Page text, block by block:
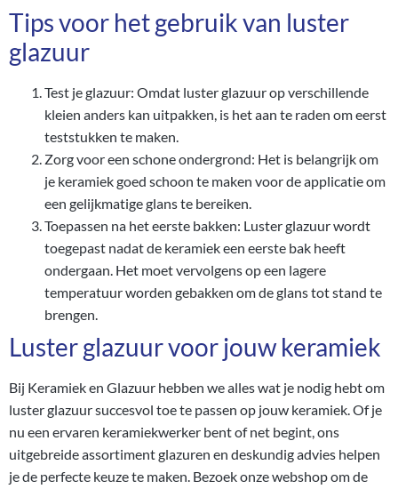
Tips voor het gebruik van luster
glazuur
Test je glazuur: Omdat luster glazuur op verschillende
kleien anders kan uitpakken, is het aan te raden om eerst
teststukken te maken.
Zorg voor een schone ondergrond: Het is belangrijk om
je keramiek goed schoon te maken voor de applicatie om
een gelijkmatige glans te bereiken.
Toepassen na het eerste bakken: Luster glazuur wordt
toegepast nadat de keramiek een eerste bak heeft
ondergaan. Het moet vervolgens op een lagere
temperatuur worden gebakken om de glans tot stand te
brengen.
Luster glazuur voor jouw keramiek
Bij Keramiek en Glazuur hebben we alles wat je nodig hebt om
luster glazuur succesvol toe te passen op jouw keramiek. Of je
nu een ervaren keramiekwerker bent of net begint, ons
uitgebreide assortiment glazuren en deskundig advies helpen
je de perfecte keuze te maken. Bezoek onze webshop om de